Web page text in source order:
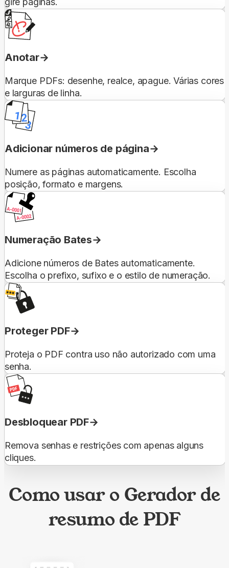
Anotar
Marque PDFs: desenhe, realce, apague. Várias cores
e larguras de linha.
Adicionar números de página
Numere as páginas automaticamente. Escolha
posição, formato e margens.
Numeração Bates
Adicione números de Bates automaticamente.
Escolha o prefixo, sufixo e o estilo de numeração.
Proteger PDF
Proteja o PDF contra uso não autorizado com uma
senha.
Desbloquear PDF
Remova senhas e restrições com apenas alguns
cliques.
Como usar o Gerador de
resumo de PDF